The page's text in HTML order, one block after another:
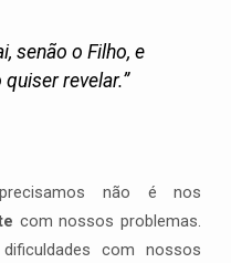
senão o Filho, e
revelar.”
não é nos
com nossos problemas.
com nossos